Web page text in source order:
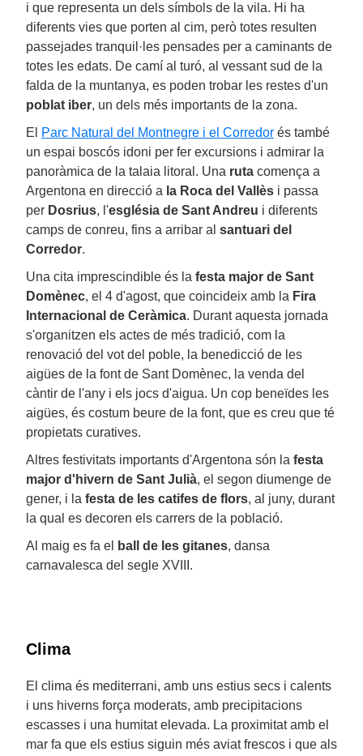
i que representa un dels símbols de la vila. Hi ha
diferents vies que porten al cim, però totes resulten
passejades tranquil·les pensades per a caminants de
totes les edats. De camí al turó, al vessant sud de la
falda de la muntanya, es poden trobar les restes d'un
poblat iber, un dels més importants de la zona.
El
Parc Natural del Montnegre i el Corredor és també
un espai boscós idoni per fer excursions i admirar la
panoràmica de la talaia litoral. Una ruta comença a
Argentona en direcció a la Roca del Vallès i passa
per Dosrius, l'església de Sant Andreu i diferents
camps de conreu, fins a arribar al santuari del
Corredor.
Una cita imprescindible és la festa major de Sant
Domènec, el 4 d'agost, que coincideix amb la Fira
Internacional de Ceràmica. Durant aquesta jornada
s'organitzen els actes de més tradició, com la
renovació del vot del poble, la benedicció de les
aigües de la font de Sant Domènec, la venda del
càntir de l'any i els jocs d'aigua. Un cop beneïdes les
aigües, és costum beure de la font, que es creu que té
propietats curatives.
Altres festivitats importants d'Argentona són la festa
major d'hivern de Sant Julià, el segon diumenge de
gener, i la festa de les catifes de flors, al juny, durant
la qual es decoren els carrers de la població.
Al maig es fa el
ball de les gitanes, dansa
carnavalesca del segle XVIII.
Clima
El clima és mediterrani, amb uns estius secs i calents
i uns hiverns força moderats, amb precipitacions
escasses i una humitat elevada. La proximitat amb el
mar fa que els estius siguin més aviat frescos i que als